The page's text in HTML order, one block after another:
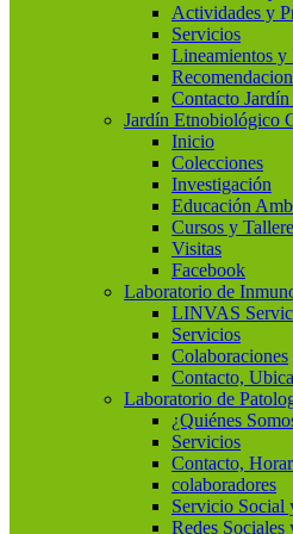
Actividades y
Servicios
Lineamientos y
Contacto
Jardín Etnobiológico
Inicio
Colecciones
Investigación
Educación
Cursos y
Visitas
Facebook
Laboratorio de
LINVAS
Servicios
Colaboraciones
Contacto,
Laboratorio de
¿Quiénes
Servicios
Contacto,
colaboradores
Servicio Social
Redes Sociales